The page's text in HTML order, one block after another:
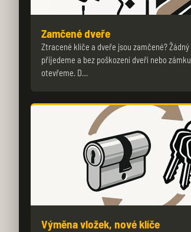
Zamčené dveře
Ztracené klíče a dveře jsou zamčené?
přijedeme a bez poškození dveří nebo
otevřeme. D…
Výměna vložek, nové klíče